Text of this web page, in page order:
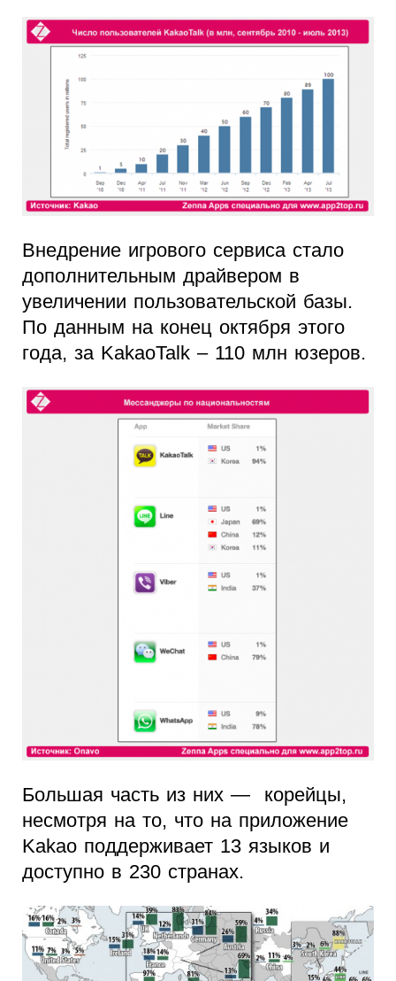
Внедрение игрового сервиса стало
дополнительным драйвером в
увеличении пользовательской базы.
По данным на конец октября этого
года, за KakaoTalk – 110 млн юзеров.
Большая часть из них — корейцы,
несмотря на то, что на приложение
Kakao поддерживает 13 языков и
доступно в 230 странах.